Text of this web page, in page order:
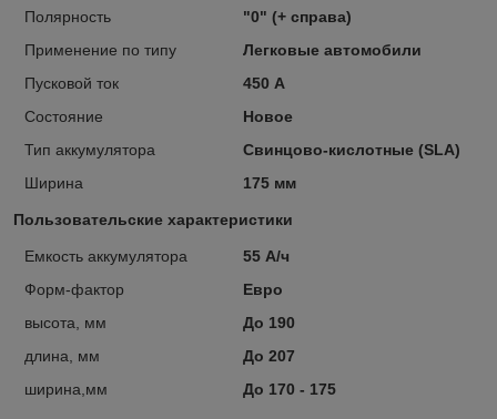
Полярность
"0" (+ справа)
Применение по типу
Легковые автомобили
Пусковой ток
450 А
Состояние
Новое
Тип аккумулятора
Свинцово-кислотные (SLA)
Ширина
175 мм
Пользовательские характеристики
Емкость аккумулятора
55 А/ч
Форм-фактор
Евро
высота, мм
До 190
длина, мм
До 207
ширина,мм
До 170 - 175